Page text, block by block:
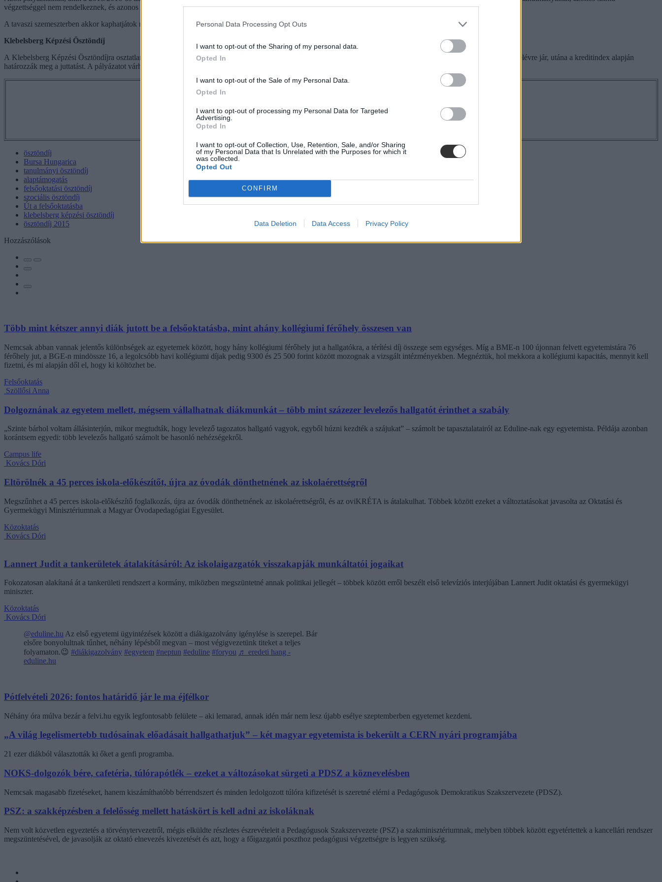
Personal Data Processing Opt Outs
I want to opt-out of the Sharing of my personal data.
Opted In
I want to opt-out of the Sale of my Personal Data.
Opted In
I want to opt-out of processing my Personal Data for Targeted
Advertising.
Opted In
I want to opt-out of Collection, Use, Retention, Sale, and/or Sharing
of my Personal Data that Is Unrelated with the Purposes for which it
was collected.
Opted Out
CONFIRM
Data Deletion Data Access Privacy Policy
végzettséggel nem rendelkeznek, és azonos szintű oktatásban sem vesznek részt.
A tavaszi szemeszterben akkor kaphatjátok meg a támogatást, ha az első félévben legalább a mintatanterv 50 százalékának megfelelő kreditet teljesítettétek.
Klebelsberg Képzési Ösztöndíj
A Klebelsberg Képzési Ösztöndíjra osztatlan tanárszakos hallgatók pályázhatnak. A támogatás összege havi 25-75 ezer forint között mozog. Ez az összeg az első két félévre jár, utána a kreditindex alapján
határozzák meg a juttatást. A pályázatot várhatóan szeptemberben írják ki.
Tetszett a cikk? Kövess minket a Facebookon is, és nem fogsz lemaradni a fontos hírekről!
ösztöndíj
Bursa Hungarica
tanulmányi ösztöndíj
alaptámogatás
felsőoktatási ösztöndíj
szociális ösztöndíj
Út a felsőoktatásba
klebelsberg képzési ösztöndíj
ösztöndíj 2015
Hozzászólások
Több mint kétszer annyi diák jutott be a felsőoktatásba, mint ahány kollégiumi férőhely összesen van
Nemcsak abban vannak jelentős különbségek az egyetemek között, hogy hány kollégiumi férőhely jut a hallgatókra, a térítési díj összege sem egységes. Míg a BME-n 100 újonnan felvett egyetemistára 76
férőhely jut, a BGE-n mindössze 16, a legolcsóbb havi kollégiumi díjak pedig 9300 és 25 500 forint között mozognak a vizsgált intézményekben. Megnéztük, hol mekkora a kollégiumi kapacitás, mennyit kell
fizetni, és mi alapján dől el, hogy ki költözhet be.
Felsőoktatás
Szöllősi Anna
Dolgoznának az egyetem mellett, mégsem vállalhatnak diákmunkát – több mint százezer levelezős hallgatót érinthet a szabály
„Szinte bárhol voltam állásinterjún, mikor megtudták, hogy levelező tagozatos hallgató vagyok, egyből húzni kezdték a szájukat” – számolt be tapasztalatairól az Eduline-nak egy egyetemista. Példája azonban
korántsem egyedi: több levelezős hallgató számolt be hasonló nehézségekről.
Campus life
Kovács Dóri
Eltörölnék a 45 perces iskola-előkészítőt, újra az óvodák dönthetnének az iskolaérettségről
Megszűnhet a 45 perces iskola-előkészítő foglalkozás, újra az óvodák dönthetnének az iskolaérettségről, és az oviKRÉTA is átalakulhat. Többek között ezeket a változtatásokat javasolta az Oktatási és
Gyermekügyi Minisztériumnak a Magyar Óvodapedagógiai Egyesület.
Közoktatás
Kovács Dóri
Lannert Judit a tankerületek átalakításáról: Az iskolaigazgatók visszakapják munkáltatói jogaikat
Fokozatosan alakítaná át a tankerületi rendszert a kormány, miközben megszüntetné annak politikai jellegét – többek között erről beszélt első televíziós interjújában Lannert Judit oktatási és gyermekügyi
miniszter.
Közoktatás
Kovács Dóri
@eduline.hu Az első egyetemi ügyintézések között a diákigazolvány igénylése is szerepel. Bár
elsőre bonyolultnak tűnhet, néhány lépésből megvan – most végigvezetünk titeket a teljes
folyamaton.😉 #diákigazolvány #egyetem #neptun #eduline #foryou ♬ eredeti hang -
eduline.hu
Pótfelvételi 2026: fontos határidő jár le ma éjfélkor
Néhány óra múlva bezár a felvi.hu egyik legfontosabb felülete – aki lemarad, annak idén már nem lesz újabb esélye szeptemberben egyetemet kezdeni.
„A világ legelismertebb tudósainak előadásait hallgathatjuk” – két magyar egyetemista is bekerült a CERN nyári programjába
21 ezer diákból választották ki őket a genfi programba.
NOKS-dolgozók bére, cafetéria, túlórapótlék – ezeket a változásokat sürgeti a PDSZ a köznevelésben
Nemcsak magasabb fizetéseket, hanem kiszámíthatóbb bérrendszert és minden ledolgozott túlóra kifizetését is szeretné elérni a Pedagógusok Demokratikus Szakszervezete (PDSZ).
PSZ: a szakképzésben a felelősség mellett hatáskört is kell adni az iskoláknak
Nem volt közvetlen egyeztetés a törvénytervezetről, mégis elküldte részletes észrevételeit a Pedagógusok Szakszervezete (PSZ) a szakminisztériumnak, melyben többek között egyetértettek a kancellári rendszer
megszüntetésével, de javasolják az oktató elnevezés kivezetését és azt, hogy a főigazgatói poszthoz pedagógusi végzettségre is legyen szükség.